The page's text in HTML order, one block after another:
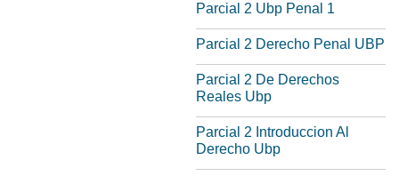
Parcial 2 Ubp Penal 1
Parcial 2 Derecho Penal UBP
Parcial 2 De Derechos
Reales Ubp
Parcial 2 Introduccion Al
Derecho Ubp